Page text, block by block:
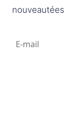
nouveautées